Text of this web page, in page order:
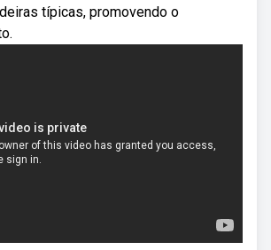
típicas, promovendo o